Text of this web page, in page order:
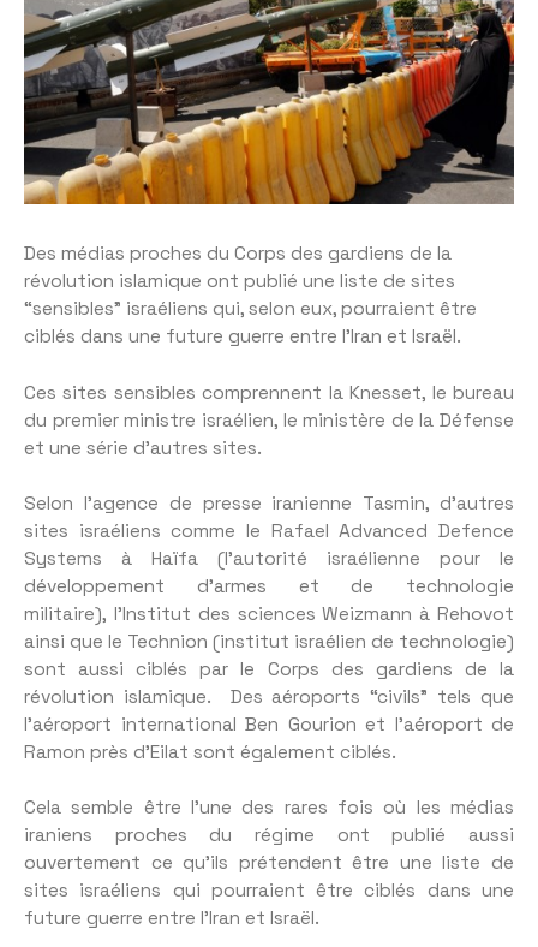
Des médias proches du Corps des gardiens de la
révolution islamique ont publié une liste de sites
“sensibles” israéliens qui, selon eux, pourraient être
ciblés dans une future guerre entre l’Iran et Israël.
Ces sites sensibles comprennent la Knesset, le bureau
du premier ministre israélien, le ministère de la Défense
et une série d’autres sites.
Selon l’agence de presse iranienne Tasmin, d’autres
sites israéliens comme le Rafael Advanced Defence
Systems à Haïfa (l’autorité israélienne pour le
développement d’armes et de technologie
militaire), l’Institut des sciences Weizmann à Rehovot
ainsi que le Technion (institut israélien de technologie)
sont aussi ciblés par le Corps des gardiens de la
révolution islamique. Des aéroports “civils” tels que
l’aéroport international Ben Gourion et l’aéroport de
Ramon près d’Eilat sont également ciblés.
Cela semble être l’une des rares fois où les médias
iraniens proches du régime ont publié aussi
ouvertement ce qu’ils prétendent être une liste de
sites israéliens qui pourraient être ciblés dans une
future guerre entre l’Iran et Israël.